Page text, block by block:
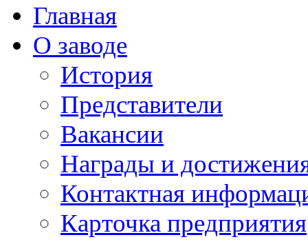
Главная
О заводе
История
Представители
Вакансии
Награды и
Контактная
Карточка предприятия